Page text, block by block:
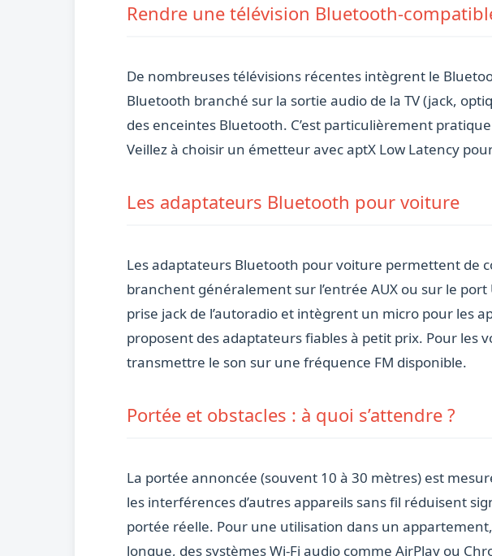
Rendre une télévision Bluetooth-
De nombreuses télévisions récentes intègrent le
Bluetooth branché sur la sortie audio de la TV (jack,
des enceintes Bluetooth. C’est particulièrement
Veillez à choisir un émetteur avec aptX Low Latency
Les adaptateurs Bluetooth pour voiture
Les adaptateurs Bluetooth pour voiture permettent de
branchent généralement sur l’entrée AUX ou sur le
prise jack de l’autoradio et intègrent un micro pour les
proposent des adaptateurs fiables à petit prix. Pour les
transmettre le son sur une fréquence FM disponible.
Portée et obstacles : à quoi s’attendre ?
La portée annoncée (souvent 10 à 30 mètres) est
les interférences d’autres appareils sans fil réduisent
portée réelle. Pour une utilisation dans un
longue, des systèmes Wi-Fi audio comme AirPlay ou